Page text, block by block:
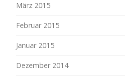
März 2015
Februar 2015
Januar 2015
Dezember 2014